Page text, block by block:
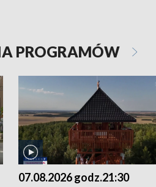
PROGRAMÓW
07.08.2026 godz.21:30